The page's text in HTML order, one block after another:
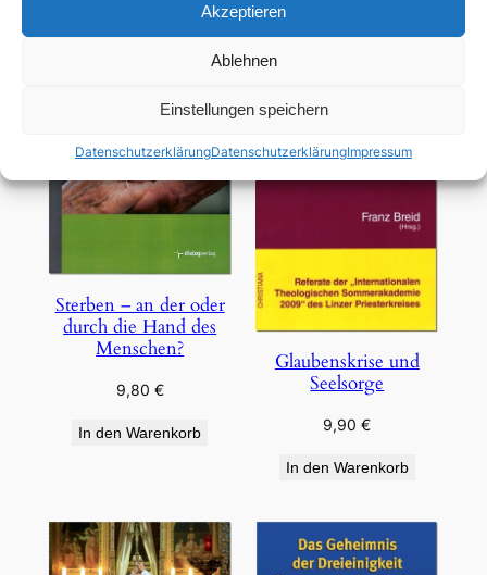
Akzeptieren
Ablehnen
Einstellungen speichern
DatenschutzerklärungDatenschutzerklärungImpressum
Sterben – an der oder
durch die Hand des
Menschen?
9,80 €
In den Warenkorb
Glaubenskrise und
Seelsorge
9,90€
In den Warenkorb